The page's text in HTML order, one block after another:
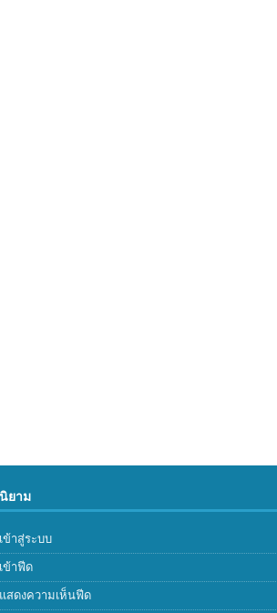
นิยาม
เข้าสู่ระบบ
เข้าฟีด
แสดงความเห็นฟีด